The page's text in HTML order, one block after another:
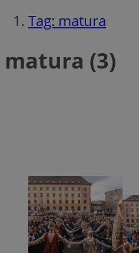
Tag: matura
matura (3)